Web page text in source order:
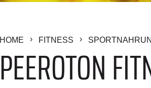
HOME FITNESS
PEEROTON